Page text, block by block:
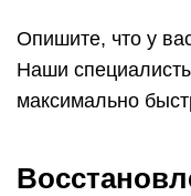
Опишите, что у
Наши
максимально